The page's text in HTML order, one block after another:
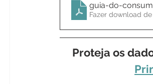
guia-do-
Fazer download de
Proteja os